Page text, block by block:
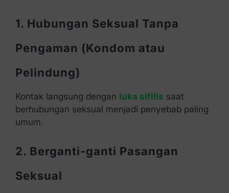
1. Hubungan Seksual Tanpa
Pengaman (Kondom atau
Pelindung)
Kontak langsung dengan luka sifilis saat
berhubungan seksual menjadi penyebab paling
umum.
2. Berganti-ganti Pasangan
Seksual